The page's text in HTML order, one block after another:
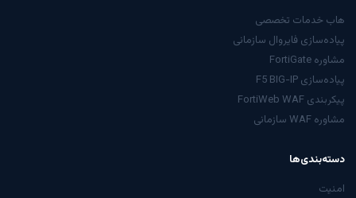
هاب خدمات تخصصی
پیاده‌سازی فایروال سازمانی
مشاوره FortiGate
پیاده‌سازی F5 BIG-IP
پیکربندی FortiWeb WAF
مشاوره WAF سازمانی
دسته‌بندی‌ها
امنیت